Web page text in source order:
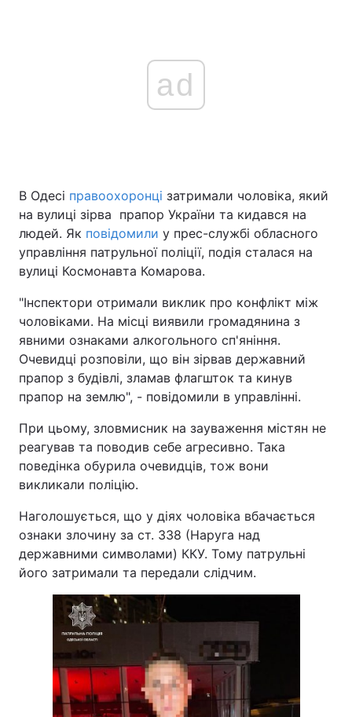
ad
В Одесі правоохоронці затримали чоловіка, який
на вулиці зірва прапор України та кидався на
людей. Як повідомили у прес-службі обласного
управління патрульної поліції, подія сталася на
вулиці Космонавта Комарова.
"Інспектори отримали виклик про конфлікт між
чоловіками. На місці виявили громадянина з
явними ознаками алкогольного сп'яніння.
Очевидці розповіли, що він зірвав державний
прапор з будівлі, зламав флагшток та кинув
прапор на землю", - повідомили в управлінні.
При цьому, зловмисник на зауваження містян не
реагував та поводив себе агресивно. Така
поведінка обурила очевидців, тож вони
викликали поліцію.
Наголошується, що у діях чоловіка вбачається
ознаки злочину за ст. 338 (Наруга над
державними символами) ККУ. Тому патрульні
його затримали та передали слідчим.